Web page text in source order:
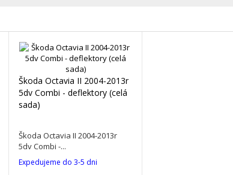
Škoda Octavia II 2004-2013r
5dv Combi - deflektory (celá
sada)
Škoda Octavia II 2004-2013r
5dv Combi -...
Expedujeme do 3-5 dni